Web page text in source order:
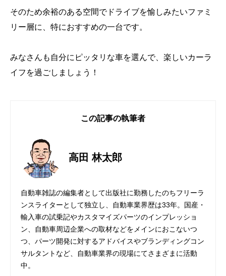
そのため余裕のある空間でドライブを愉しみたいファミ
リー層に、特におすすめの一台です。
みなさんも自分にピッタリな車を選んで、楽しいカーラ
イフを過ごしましょう！
この記事の執筆者
高田 林太郎
自動車雑誌の編集者として出版社に勤務したのちフリーラ
ンスライターとして独立し、自動車業界歴は33年。国産・
輸入車の試乗記やカスタマイズパーツのインプレッショ
ン、自動車周辺企業への取材などをメインにおこないつ
つ、パーツ開発に対するアドバイスやブランディングコン
サルタントなど、自動車業界の現場にてさまざまに活動
中。